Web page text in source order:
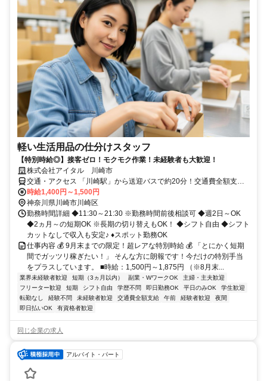
軽い生活用品の仕分けスタッフ
【特別時給◎】接客ゼロ！モクモク作業！未経験者も大歓迎！
株式会社アイタル 川崎市
交通・アクセス 「川崎駅」から送迎バスで約20分！交通費全額支給
◎
時給1,400円～1,500円
神奈川県川崎市川崎区
勤務時間詳細 ◆11:30～21:30 ※勤務時間前後相談可 ◆週2日～OK
◆2ヵ月～の短期OK ※長期の切り替えもOK！ ◆シフト自由 ◆シフト
カットなしで収入も安定♪ ♦スポット勤務OK
仕事内容 💰 9月末までの限定！超レアな特別時給 💰 「とにかく短期
間でガッツリ稼ぎたい！」 そんな方に朗報です！今だけの特別手当
をプラスしています。 ■時給：1,500円～1,875円 （※8月末...
業界未経験者歓迎 短期（3ヵ月以内） 副業・WワークOK
主婦・主夫歓迎
フリーター歓迎
短期 シフト自由 学歴不問 即日勤務OK 平日のみOK
学生歓迎
転勤なし
経験不問 未経験者歓迎 交通費全額支給 午前 経験者歓迎
夜間
即日払いOK
有資格者歓迎
同じ企業の求人
アルバイト・パート